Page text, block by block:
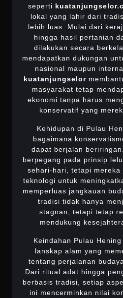
seperti
lokal yang lahir dari
lebih luas. Mulai dari
hingga hasil pertanian
dilakukan secara
mendapatkan dukungan
nasional maupun
kuatanjungselor
masyarakat tetap
ekonomi tanpa harus
konservatif yang
Kehidupan di Pulau
bagaimana
dapat berjalan
berpegang pada prinsip
sehari-hari, tetapi mereka
teknologi untuk
memperluas jangkauan
tradisi tidak hanya
stagnan, tetapi tetap
mendukung
Keindahan Pulau
lanskap alam yang
tentang perjalanan
Dari ritual adat hingga
berbasis tradisi, setiap
ini mencerminkan nilai